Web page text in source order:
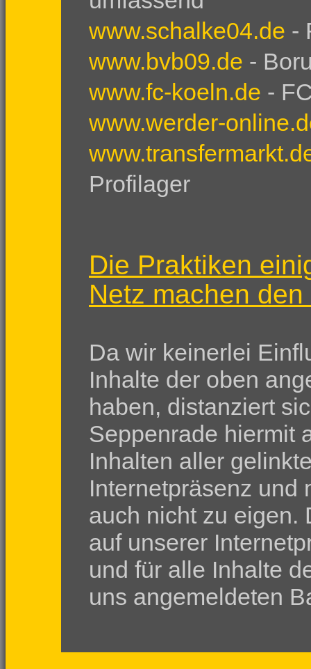
www.schalke04.de -
www.bvb09.de -
www.fc-koeln.de -
www.werder-
Profilager
Die Praktiken
Netz machen
Da wir keinerlei
Inhalte der oben
haben, distanziert
Seppenrade hiermit
Inhalten aller
Internetpräsenz und
auch nicht zu eigen.
auf unserer
und für alle Inhalte
uns angemeldeten